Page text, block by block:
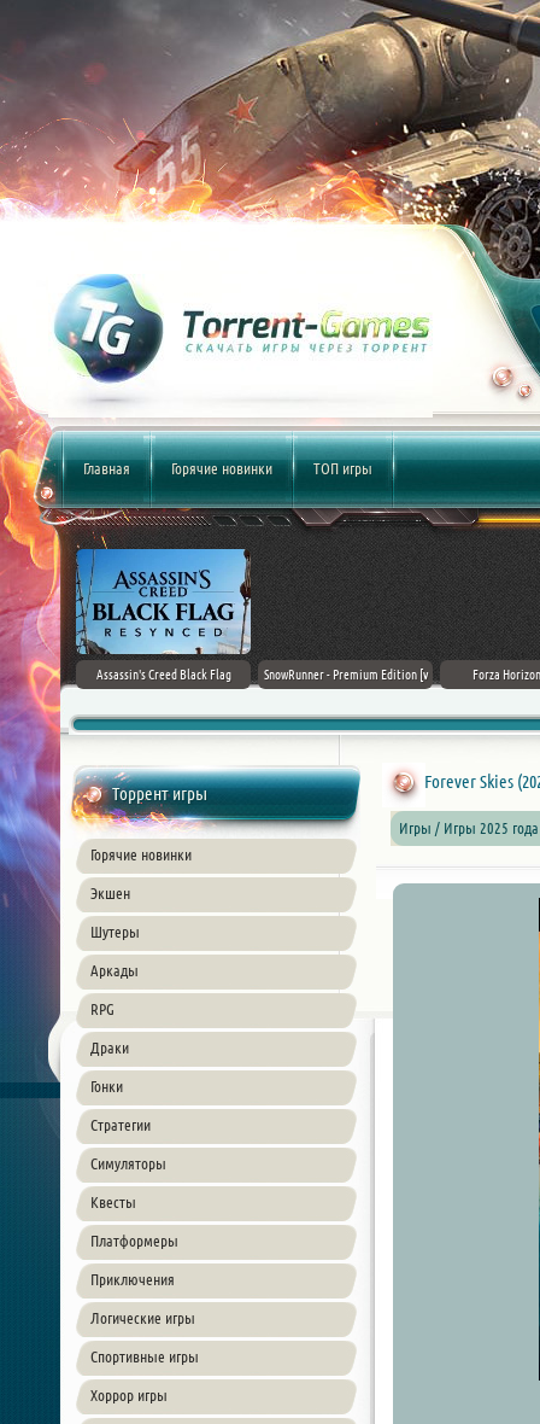
Главная Горячие новинки ТОП игры
Ages
Assassin's Creed Black Flag
SnowRunner - Premium Edition [v
Forza
Торрент игры
Горячие новинки
Экшен
Шутеры
Аркады
RPG
Драки
Гонки
Стратегии
Симуляторы
Квесты
Платформеры
Приключения
Логические игры
Спортивные игры
Хоррор игры
Forever Skies
Игры / Игры 2025